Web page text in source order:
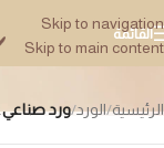
Skip to navigation
Skip to main content
القائمة
الرئيسية/الورد/ورد صناعي